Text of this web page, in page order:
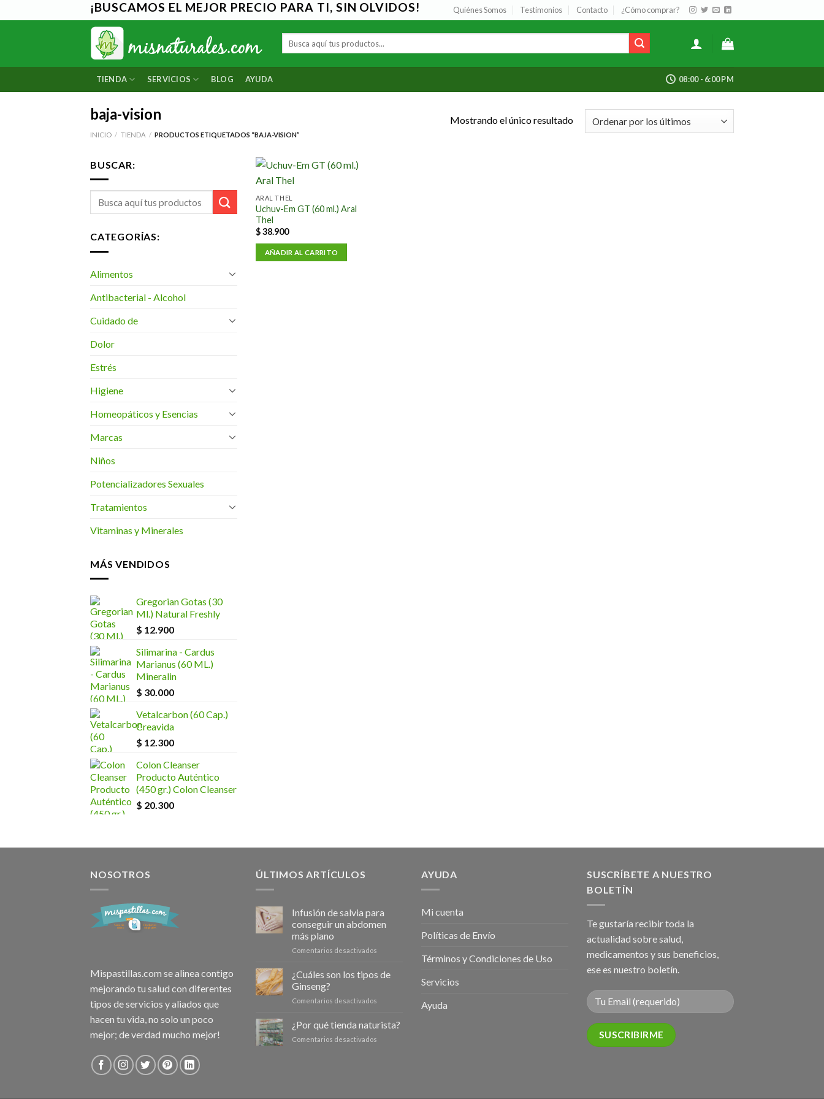
al
¡BUSCAMOS EL MEJOR PRECIO PARA TI, SIN OLVIDOS! Quiénes Somos Testimonios Contacto ¿Cómo comprar?
Buscar
TIENDA SERVICIOS BLOG AYUDA 08:00 - 6:00 PM
baja-vision
INICIO / TIENDA / PRODUCTOS ETIQUETADOS “BAJA-VISION”
Mostrando el único resultado
BUSCAR:
CATEGORÍAS:
Alimentos
Antibacterial - Alcohol
Cuidado de
Dolor
Estrés
Higiene
Homeopáticos y Esencias
Marcas
Niños
Potencializadores Sexuales
Tratamientos
Vitaminas y Minerales
MÁS VENDIDOS
Gregorian Gotas (30
Ml.) Natural Freshly
$ 12.900
Silimarina - Cardus
Marianus (60 ML.)
Mineralin
$ 30.000
Vetalcarbon (60 Cap.)
Creavida
$ 12.300
Colon Cleanser
Producto Auténtico
(450 gr.) Colon Cleanser
$ 20.300
lista de
deseos
ARAL THEL
Uchuv-Em GT (60 ml.) Aral
Thel
$38.900
AÑADIR AL CARRITO
NOSOTROS
Mispastillas.com se alinea contigo
mejorando tu salud con diferentes
tipos de servicios y aliados que
hacen tu vida, no solo un poco
mejor; de verdad mucho mejor!
ÚLTIMOS ARTÍCULOS
Infusión de salvia para
conseguir un abdomen
más plano
Comentarios desactivados
de
salvia
abdomen
¿Cuáles son los tipos de
Ginseng?
Comentarios desactivados
son
los
¿Por qué tienda naturista?
Comentarios desactivados
AYUDA
Mi cuenta
Políticas de Envío
Términos y Condiciones de Uso
Servicios
Ayuda
SUSCRÍBETE A NUESTRO
BOLETÍN
Te gustaría recibir toda la
actualidad sobre salud,
medicamentos y sus beneficios,
ese es nuestro boletín.